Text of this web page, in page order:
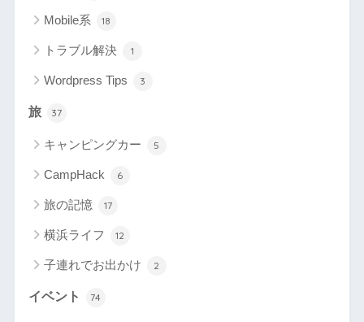
Mobile系 18
トラブル解決 1
Wordpress Tips 3
旅 37
キャンピングカー 5
CampHack 6
旅の記憶 17
横浜ライフ 12
子連れでお出かけ 2
イベント 74